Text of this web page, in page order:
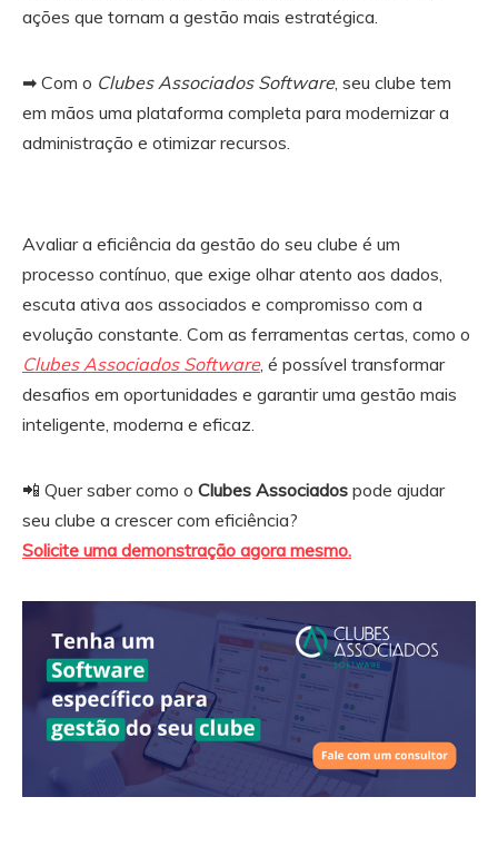
ações que tornam a gestão mais estratégica.
➡ Com o Clubes Associados Software, seu clube tem
em mãos uma plataforma completa para modernizar a
administração e otimizar recursos.
Avaliar a eficiência da gestão do seu clube é um
processo contínuo, que exige olhar atento aos dados,
escuta ativa aos associados e compromisso com a
evolução constante. Com as ferramentas certas, como o
Clubes Associados Software, é possível transformar
desafios em oportunidades e garantir uma gestão mais
inteligente, moderna e eficaz.
📲 Quer saber como o Clubes Associados pode ajudar
seu clube a crescer com eficiência?
Solicite uma demonstração agora mesmo.